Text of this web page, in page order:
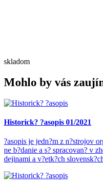
skladom
Mohlo by vás
Historick? ?asopis 01/2021
?asopis je jedn?m z n?strojov
ne b?danie a s? spracovan? v
dejinami a v?etk?ch